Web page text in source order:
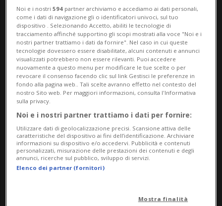
CICLISMO 1 anno
Continuano le emozioni al Tour
de Suisse
Noi e i nostri594 partner archiviamo e accediamo ai dati personali,
come i dati di navigazione gli o identificatori univoci, sul tuo
dispositivo . Selezionando Accetto, abiliti le tecnologie di
tracciamento affinché supportino gli scopi mostrati alla voce "Noi e i
nostri partner trattiamo i dati da fornire". Nel caso in cui queste
tecnologie dovessero essere disabilitate, alcuni contenuti e annunci
visualizzati potrebbero non essere rilevanti. Puoi accedere
nuovamente a questo menu per modificare le tue scelte o per
revocare il consenso facendo clic sul link Gestisci le preferenze in
fondo alla pagina web.. Tali scelte avranno effetto nel contesto del
nostro Sito web. Per maggiori informazioni, consulta l'Informativa
sulla privacy.
Noi e i nostri partner trattiamo i dati per fornire:
Utilizzare dati di geolocalizzazione precisi. Scansione attiva delle
caratteristiche del dispositivo ai fini dell’identificazione. Archiviare
informazioni su dispositivo e/o accedervi. Pubblicità e contenuti
personalizzati, misurazione delle prestazioni dei contenuti e degli
annunci, ricerche sul pubblico, sviluppo di servizi.
Elenco dei partner (fornitori)
Mostra finalità